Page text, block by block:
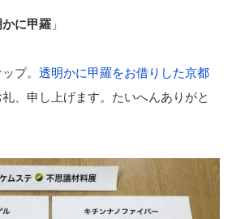
に甲羅 」
プ。 透明かに甲羅をお借りした京都
礼、申し上げます。たいへんありがと